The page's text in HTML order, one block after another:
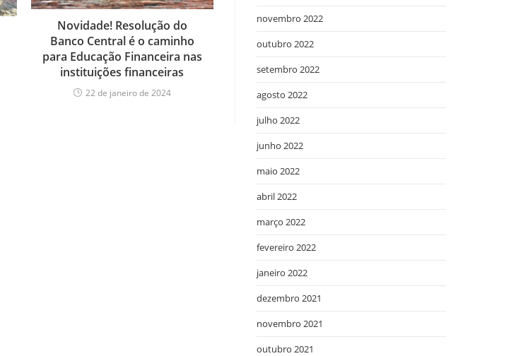
Novidade! Resolução do
Banco Central é o caminho
para Educação Financeira nas
instituições financeiras
22 de janeiro de 2024
novembro 2022
outubro 2022
setembro 2022
agosto 2022
julho 2022
junho 2022
maio 2022
abril 2022
março 2022
fevereiro 2022
janeiro 2022
dezembro 2021
novembro 2021
outubro 2021